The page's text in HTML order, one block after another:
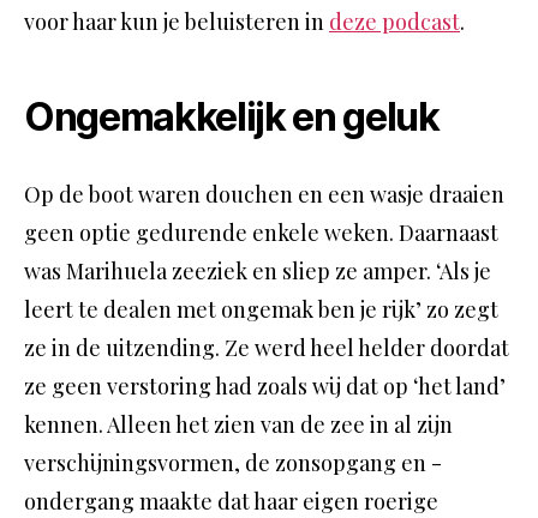
voor haar kun je beluisteren in deze podcast.
Ongemakkelijk en geluk
Op de boot waren douchen en een wasje draaien
geen optie gedurende enkele weken. Daarnaast
was Marihuela zeeziek en sliep ze amper. ‘Als je
leert te dealen met ongemak ben je rijk’ zo zegt
ze in de uitzending. Ze werd heel helder doordat
ze geen verstoring had zoals wij dat op ‘het land’
kennen. Alleen het zien van de zee in al zijn
verschijningsvormen, de zonsopgang en -
ondergang maakte dat haar eigen roerige